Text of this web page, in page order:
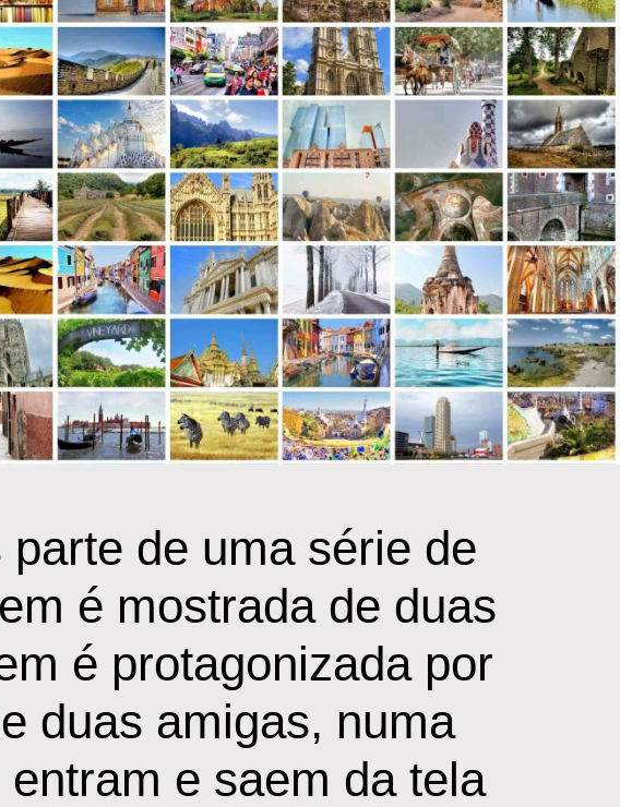
de uma série de
é mostrada de duas
é protagonizada por
duas amigas, numa
e saem da tela